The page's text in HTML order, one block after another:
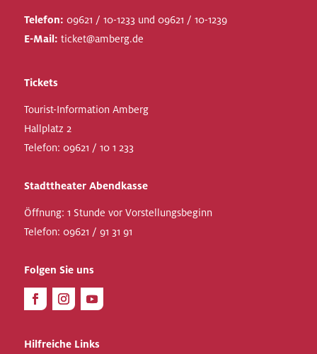
Telefon: 09621 / 10-1233 und 09621 / 10-1239
E-Mail: ticket@amberg.de
Tickets
Tourist-Information Amberg
Hallplatz 2
Telefon: 09621 / 10 1 233
Stadttheater Abendkasse
Öffnung: 1 Stunde vor Vorstellungsbeginn
Telefon: 09621 / 91 31 91
Folgen Sie uns
Hilfreiche Links